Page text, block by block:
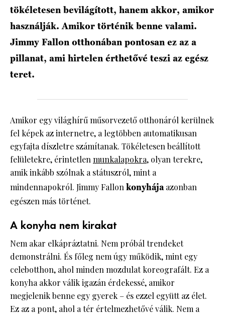
tökéletesen bevilágított, hanem akkor, amikor
használják. Amikor történik benne valami.
Jimmy Fallon otthonában pontosan ez az a
pillanat, ami hirtelen érthetővé teszi az egész
teret.
Amikor egy világhírű műsorvezető otthonáról kerülnek
fel képek az internetre, a legtöbben automatikusan
egyfajta díszletre számítanak. Tökéletesen beállított
felületekre, érintetlenmunkalapokra, olyan terekre,
amik inkább szólnak a státuszról, mint a
mindennapokról. Jimmy Fallonkonyhájaazonban
egészen más történet.
A konyha nem kirakat
Nem akar elkápráztatni. Nem próbál trendeket
demonstrálni. És főleg nem úgy működik, mint egy
celebotthon, ahol minden mozdulat koreografált. Ez a
konyha akkor válik igazán érdekessé, amikor
megjelenik benne egy gyerek – és ezzel együtt az élet.
Ez az a pont, ahol a tér értelmezhetővé válik. Nem a